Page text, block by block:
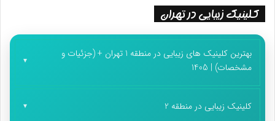
کلینیک زیبایی در تهران
بهترین کلینیک های زیبایی در منطقه 1 تهران + (جزئیات و
مشخصات) | 1405
کلینیک زیبایی در منطقه 2